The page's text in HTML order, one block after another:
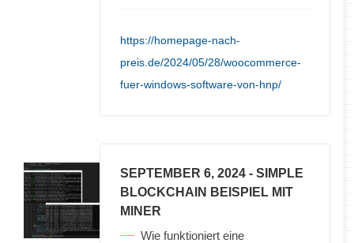
https://homepage-nach-
preis.de/2024/05/28/woocommerce-
fuer-windows-software-von-hnp/
SEPTEMBER 6, 2024 - SIMPLE
BLOCKCHAIN BEISPIEL MIT
MINER
Wie funktioniert eine